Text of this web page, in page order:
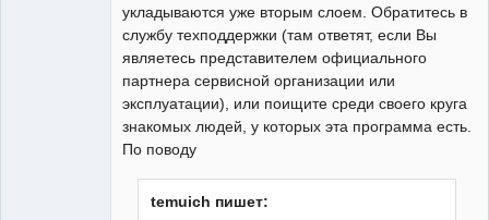
укладываются уже вторым слоем. Обратитесь в
службу техподдержки (там ответят, если Вы
являетесь представителем официального
партнера сервисной организации или
эксплуатации), или поищите среди своего круга
знакомых людей, у которых эта программа есть.
По поводу
temuich пишет: